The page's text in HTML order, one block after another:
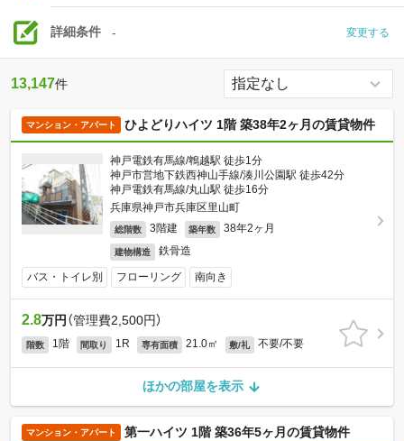
詳細条件 - 変更する
13,147件
マンション・アパート ひよどりハイツ 1階 築38年2ヶ月の賃貸物件
神戸電鉄有馬線/鵯越駅 徒歩1分
神戸市営地下鉄西神山手線/湊川公園駅 徒歩42分
神戸電鉄有馬線/丸山駅 徒歩16分
兵庫県神戸市兵庫区里山町
総階数 3階建 築年数 38年2ヶ月
建物構造 鉄骨造
バス・トイレ別 フローリング 南向き
2.8万円 （管理費2,500円）
階数 1階 間取り 1R 専有面積 21.0㎡ 敷/礼 不要/不要
ほかの部屋を表示
マンション・アパート 第一ハイツ 1階 築36年5ヶ月の賃貸物件